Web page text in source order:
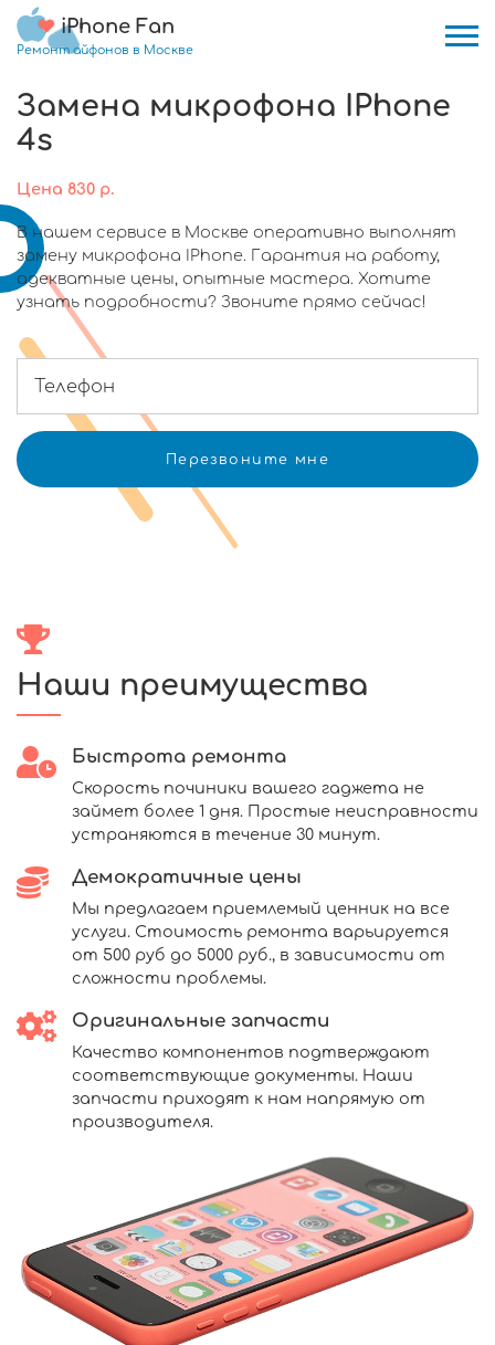
iPhone Fan
Ремонт айфонов в Москве
Замена микрофона IPhone
4s
Цена 830 р.
В нашем сервисе в Москве оперативно выполнят
замену микрофона IPhone. Гарантия на работу,
адекватные цены, опытные мастера. Хотите
узнать подробности? Звоните прямо сейчас!
Наши преимущества
Быстрота ремонта
Скорость починики вашего гаджета не
займет более 1 дня. Простые неисправности
устраняются в течение 30 минут.
Демократичные цены
Мы предлагаем приемлемый ценник на все
услуги. Стоимость ремонта варьируется
от 500 руб до 5000 руб., в зависимости от
сложности проблемы.
Оригинальные запчасти
Качество компонентов подтверждают
соответствующие документы. Наши
запчасти приходят к нам напрямую от
производителя.